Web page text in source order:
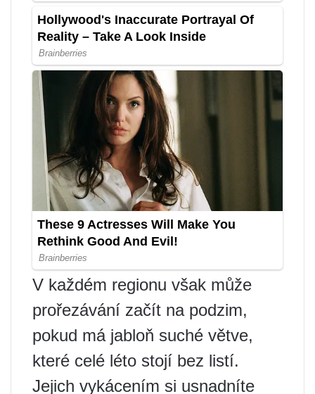
V každém regionu však může
prořezávání začít na podzim,
pokud má jabloň suché větve,
které celé léto stojí bez listí.
Jejich vykácením si usnadníte